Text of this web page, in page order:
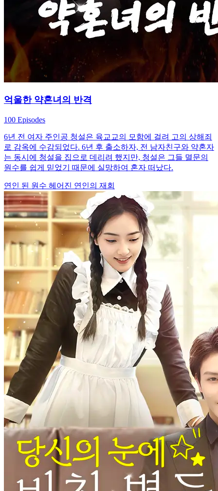
억울한 약혼녀의 반격
100 Episodes
6년 전 여자 주인공 청설은 육교교의 모함에 걸려 고의 상해죄
로 감옥에 수감되었다. 6년 후 출소하자, 전 남자친구와 약혼자
는 동시에 청설을 집으로 데리려 했지만, 청설은 그들 멸문의
원수를 쉽게 믿었기 때문에 실망하여 혼자 떠났다.
연인 된 원수 헤어진 연인의 재회